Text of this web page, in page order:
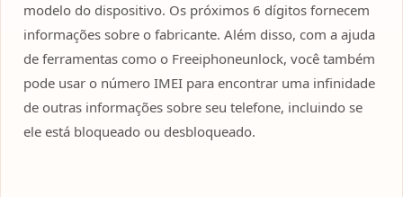
modelo do dispositivo. Os próximos 6 dígitos fornecem
informações sobre o fabricante. Além disso, com a ajuda
de ferramentas como o Freeiphoneunlock, você também
pode usar o número IMEI para encontrar uma infinidade
de outras informações sobre seu telefone, incluindo se
ele está bloqueado ou desbloqueado.